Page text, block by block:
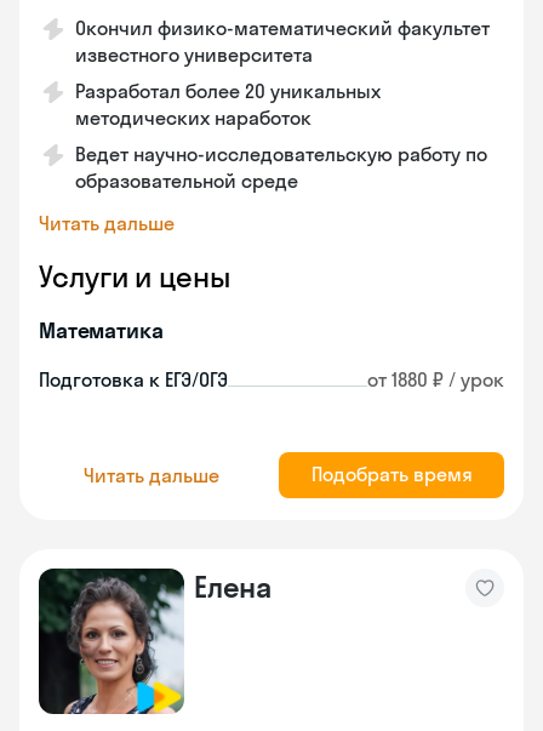
Окончил физико-математический факультет
известного университета
Разработал более 20 уникальных
методических наработок
Ведет научно-исследовательскую работу по
образовательной среде
Читать дальше
Услуги и цены
Математика
Подготовка к ЕГЭ/ОГЭ от 1880 ₽ / урок
Читать дальше Подобрать время
Елена